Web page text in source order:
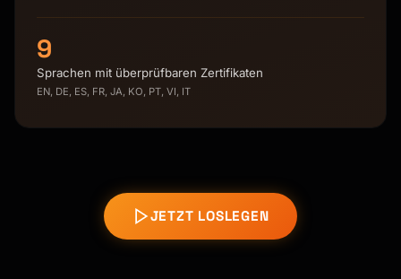
9
Sprachen mit überprüfbaren Zertifikaten
EN, DE, ES, FR, JA, KO, PT, VI, IT
JETZT LOSLEGEN